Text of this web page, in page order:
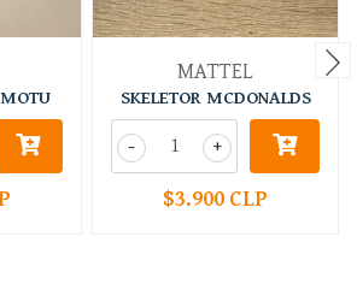
MATTEL
SKELETOR MCDONALDS
+
-
$3.900 CLP